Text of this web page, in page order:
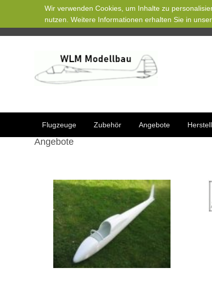
Wir verwenden Cookies, um Inhalte zu
nutzen. Weitere Informationen erhalten Sie in
Flugzeuge Zubehör Angebote
Angebote